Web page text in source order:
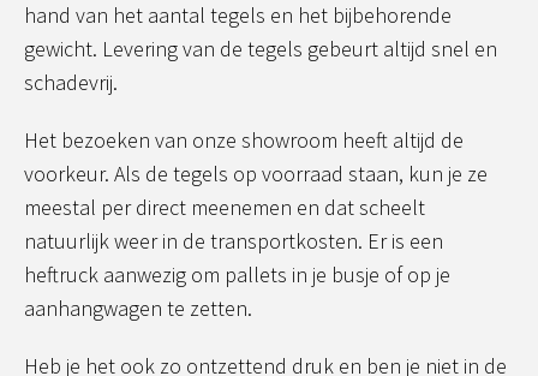
hand van het aantal tegels en het bijbehorende
gewicht. Levering van de tegels gebeurt altijd snel en
schadevrij.
Het bezoeken van onze showroom heeft altijd de
voorkeur. Als de tegels op voorraad staan, kun je ze
meestal per direct meenemen en dat scheelt
natuurlijk weer in de transportkosten. Er is een
heftruck aanwezig om pallets in je busje of op je
aanhangwagen te zetten.
Heb je het ook zo ontzettend druk en ben je niet in de